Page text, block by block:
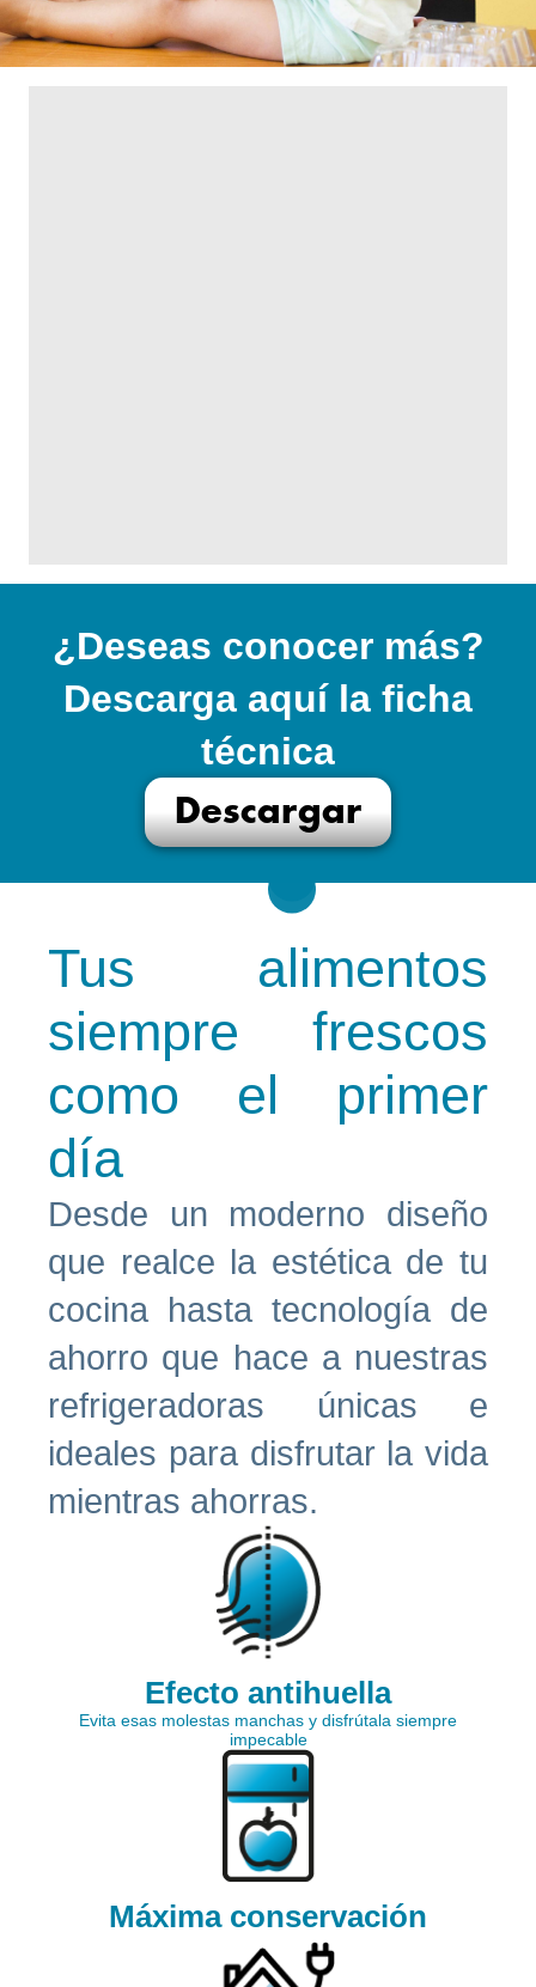
¿Deseas conocer más?
Descarga aquí la ficha
técnica
Descargar
Tus alimentos
siempre frescos
como el primer
día
Desde un moderno diseño
que realce la estética de tu
cocina hasta tecnología de
ahorro que hace a nuestras
refrigeradoras únicas e
ideales para disfrutar la vida
mientras ahorras.
Efecto antihuella
Evita esas molestas manchas y disfrútala siempre
impecable
Máxima conservación